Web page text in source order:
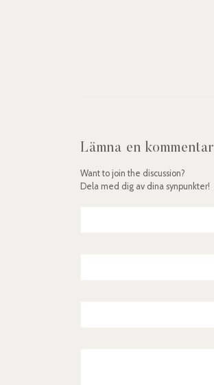
Lämna en kommentar
Want to join the discussion?
Dela med dig av dina synpunkter!